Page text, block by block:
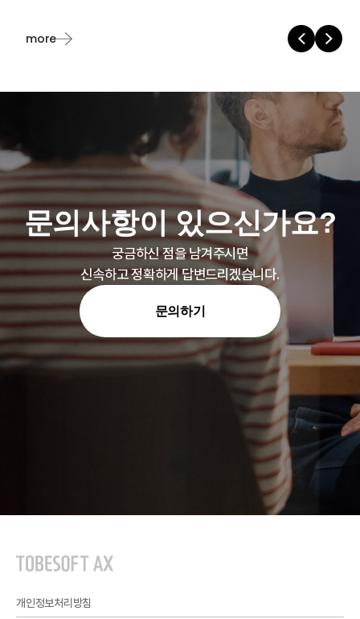
more
문의사항이 있으신가요?
궁금하신 점을 남겨주시면
신속하고 정확하게 답변드리겠습니다.
문의하기
개인정보처리방침